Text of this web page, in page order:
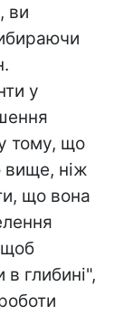
ви
у
у тому, що
вище, ніж
що вона
щоб
в глибині",